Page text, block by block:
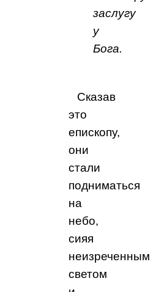
заслугу
у
Бога.
Сказав
это
епископу,
они
стали
подниматься
на
небо,
сияя
неизреченным
светом